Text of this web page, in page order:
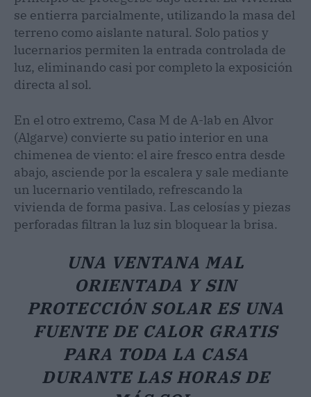
se entierra parcialmente, utilizando la masa del
terreno como aislante natural. Solo patios y
lucernarios permiten la entrada controlada de
luz, eliminando casi por completo la exposición
directa al sol.
En el otro extremo, Casa M de A-lab en Alvor
(Algarve) convierte su patio interior en una
chimenea de viento: el aire fresco entra desde
abajo, asciende por la escalera y sale mediante
un lucernario ventilado, refrescando la
vivienda de forma pasiva. Las celosías y piezas
perforadas filtran la luz sin bloquear la brisa.
UNA VENTANA MAL
ORIENTADA Y SIN
PROTECCIÓN SOLAR ES UNA
FUENTE DE CALOR GRATIS
PARA TODA LA CASA
DURANTE LAS HORAS DE